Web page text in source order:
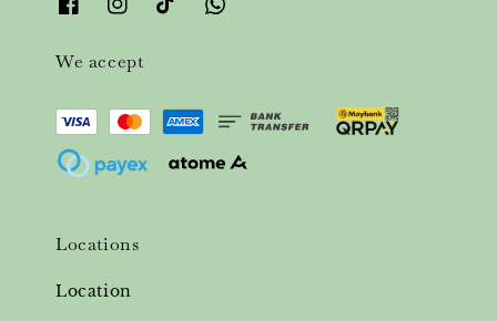
We accept
Locations
Location